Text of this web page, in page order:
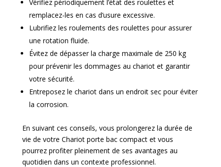
Vérifiez périodiquement l’état des roulettes et
remplacez-les en cas d’usure excessive.
Lubrifiez les roulements des roulettes pour assurer
une rotation fluide.
Évitez de dépasser la charge maximale de 250 kg
pour prévenir les dommages au chariot et garantir
votre sécurité.
Entreposez le chariot dans un endroit sec pour éviter
la corrosion.
En suivant ces conseils, vous prolongerez la durée de
vie de votre Chariot porte bac compact et vous
pourrez profiter pleinement de ses avantages au
quotidien dans un contexte professionnel.